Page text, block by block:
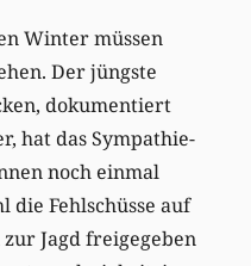
Winter müssen
Der jüngste
dokumentiert
hat das Sympathie-
noch einmal
die Fehlschüsse auf
Jagd freigegeben